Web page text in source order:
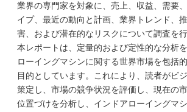
業界の専門家を対象に、売上、収益、需要
イプ、最近の動向と計画、業界トレンド、
害、および潜在的なリスクについて調査を行
本レポートは、定量的および定性的な分析
ローイングマシンに関する世界市場を包括
目的としています。これにより、読者がビ
策定し、市場の競争状況を評価し、現在の
位置づけを分析し、インドアローイングマ